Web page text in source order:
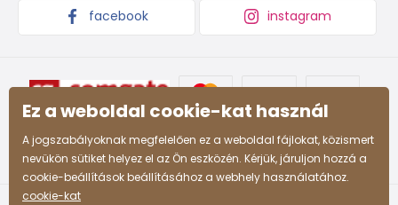
facebook instagram
Ez a weboldal cookie-kat használ
A jogszabályoknak megfelelően ez a weboldal fájlokat, közismert
nevükön sütiket helyez el az Ön eszközén. Kérjük, járuljon hozzá a
cookie-beállítások beállításához a webhely használatához.
cookie-kat